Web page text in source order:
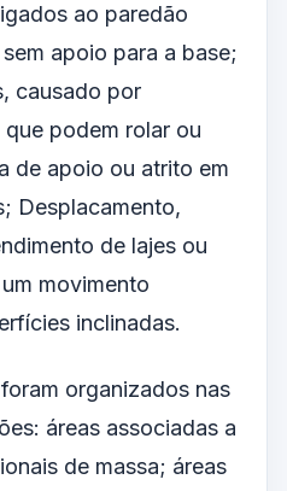
ao paredão
apoio para a base;
causado por
podem rolar ou
de apoio ou atrito em
Desplacamento,
de lajes ou
movimento
inclinadas.
organizados nas
áreas associadas a
de massa; áreas